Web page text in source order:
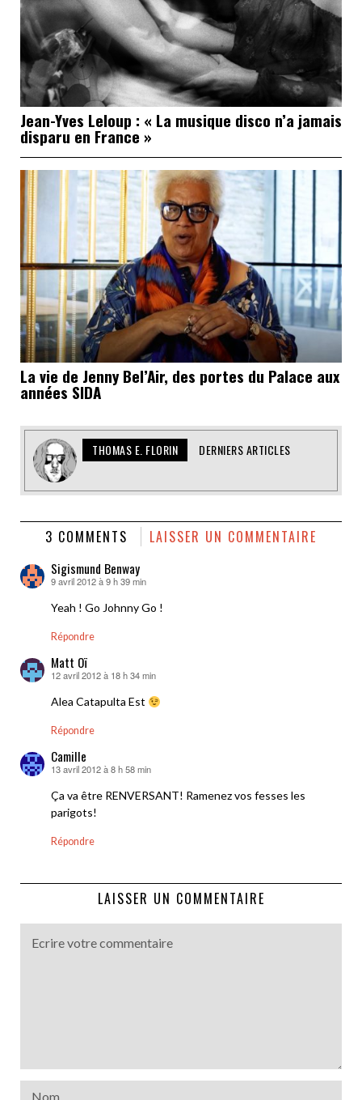
Jean-Yves Leloup : « La musique disco n’a jamais
disparu en France »
La vie de Jenny Bel’Air, des portes du Palace aux
années SIDA
THOMAS E. FLORIN DERNIERS ARTICLES
3 COMMENTS LAISSER UN COMMENTAIRE
Sigismund Benway
dit :
9 avril 2012 à 9 h 39 min
Yeah ! Go Johnny Go !
Répondre
Matt Oï
dit :
12 avril 2012 à 18 h 34 min
Alea Catapulta Est
Répondre
Camille
dit :
13 avril 2012 à 8 h 58 min
Ça va être RENVERSANT! Ramenez vos fesses les
parigots!
Répondre
LAISSER UN COMMENTAIRE